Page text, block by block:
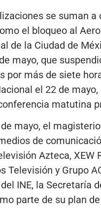
se suman a
el bloqueo al
de la Ciudad de
mayo, que
por más de siete
el 22 de
matutina
mayo, el
de
Azteca, XEW
Televisión y Grupo
INE, la Secretaría
parte de su plan